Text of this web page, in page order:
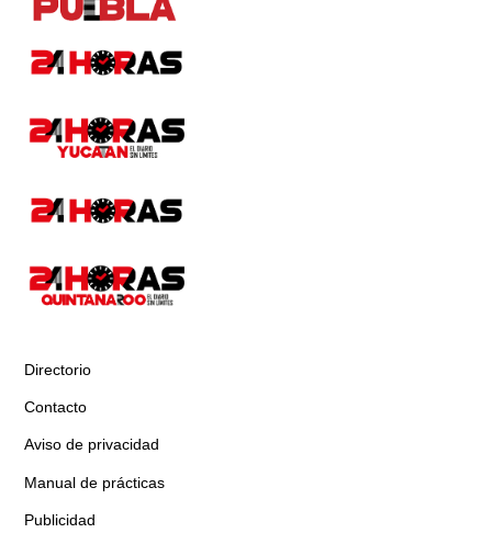
Directorio
Contacto
Aviso de privacidad
Manual de prácticas
Publicidad